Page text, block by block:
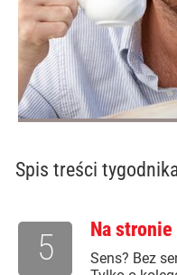
Spis treści
Na
Sens? Bez
5